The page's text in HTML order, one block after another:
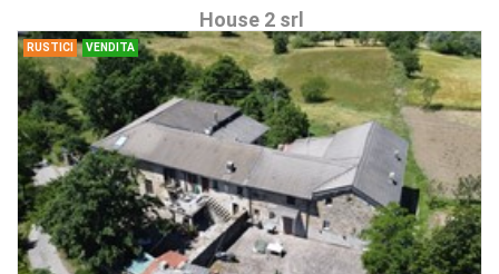
House 2 srl
RUSTICI VENDITA